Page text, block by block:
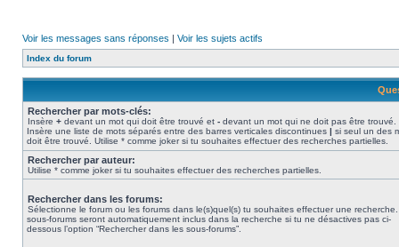
Voir les messages sans réponses | Voir les sujets actifs
Index du forum
Rechercher par mots-clés:
Insère + devant un mot qui doit être trouvé et - devant un mot qui ne doit pas être trouvé.
Insère une liste de mots séparés entre des barres verticales discontinues | si seul un des
doit être trouvé. Utilise * comme joker si tu souhaites effectuer des recherches partielles.
Rechercher par auteur:
Utilise * comme joker si tu souhaites effectuer des recherches partielles.
Rechercher dans les forums:
Sélectionne le forum ou les forums dans le(s)quel(s) tu souhaites effectuer une
sous-forums seront automatiquement inclus dans la recherche si tu ne désactives pas ci-
dessous l’option “Rechercher dans les sous-forums”.